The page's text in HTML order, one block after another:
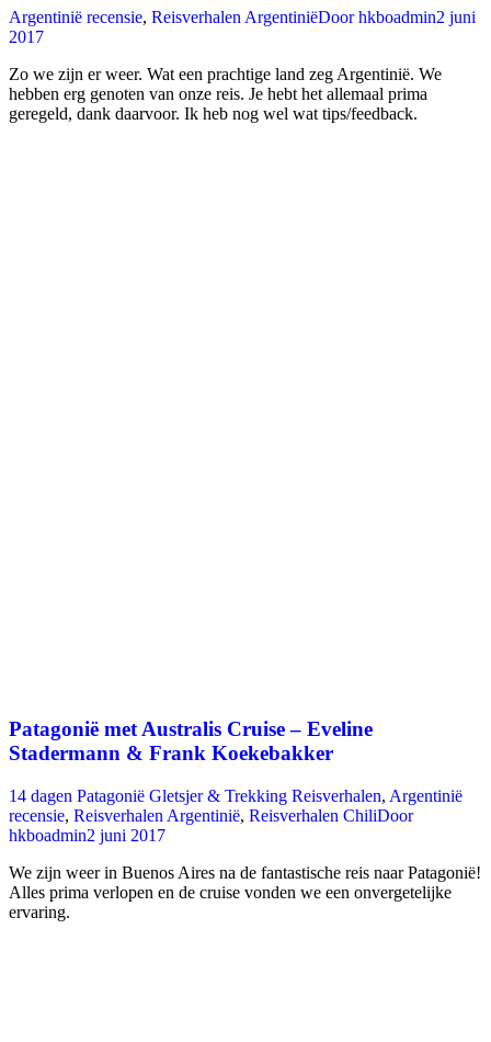
Argentinië recensie, Reisverhalen ArgentiniëDoorhkboadmin2 juni
2017
Zo we zijn er weer. Wat een prachtige land zeg Argentinië. We
hebben erg genoten van onze reis. Je hebt het allemaal prima
geregeld, dank daarvoor. Ik heb nog wel wat tips/feedback.
Patagonië met Australis Cruise – Eveline
Stadermann & Frank Koekebakker
14 dagen Patagonië Gletsjer & Trekking Reisverhalen, Argentinië
recensie, Reisverhalen Argentinië, Reisverhalen ChiliDoor
hkboadmin2 juni 2017
We zijn weer in Buenos Aires na de fantastische reis naar Patagonië!
Alles prima verlopen en de cruise vonden we een onvergetelijke
ervaring.